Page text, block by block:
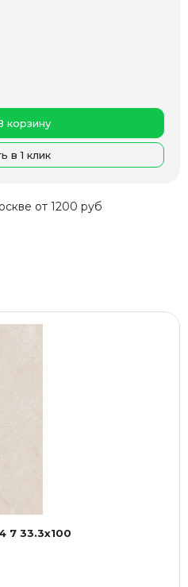
корзину
в 1 клик
от 1200 руб
7 33.3x100